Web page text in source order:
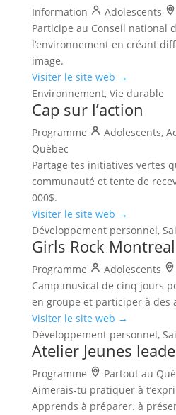
Information Adolescents
Participe au Conseil national
l’environnement en créant
image.
Visiter le site web →
Environnement, Vie durable
Cap sur l’action
Programme Adolescents,
Québec
Partage tes initiatives vertes
communauté et tente de
000$.
Visiter le site web →
Développement personnel,
Girls Rock Montreal
Programme Adolescents
Camp musical de cinq jours
en groupe et participer à des
Visiter le site web →
Développement personnel,
Atelier Jeunes
Programme
Partout au
Aimerais-tu pratiquer à
Apprends à préparer. à